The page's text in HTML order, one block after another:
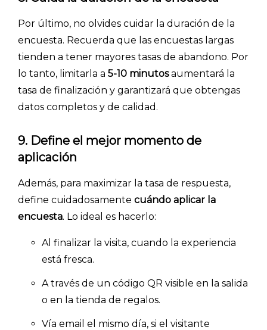
Por último, no olvides cuidar la duración de la
encuesta. Recuerda que las encuestas largas
tienden a tener mayores tasas de abandono. Por
lo tanto, limitarla a 5-10 minutosaumentará la
tasa de finalización y garantizará que obtengas
datos completos y de calidad.
9. Define el mejor momento de
aplicación
Además, para maximizar la tasa de respuesta,
define cuidadosamente cuándo aplicar la
encuesta. Lo ideal es hacerlo:
Al finalizar la visita, cuando la experiencia
está fresca.
A través de un código QR visible en la salida
o en la tienda de regalos.
Vía email el mismo día, si el visitante